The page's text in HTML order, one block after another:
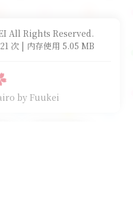
All Rights Reserved.
次 | 内存使用 5.05 MB
by Fuukei